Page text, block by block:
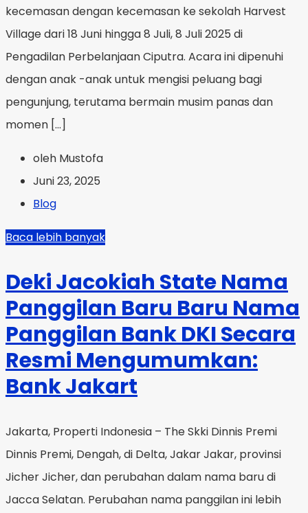
kecemasan dengan kecemasan ke sekolah Harvest
Village dari 18 Juni hingga 8 Juli, 8 Juli 2025 di
Pengadilan Perbelanjaan Ciputra. Acara ini dipenuhi
dengan anak -anak untuk mengisi peluang bagi
pengunjung, terutama bermain musim panas dan
momen […]
oleh Mustofa
Juni 23, 2025
Blog
Baca lebih banyak
Deki Jacokiah State Nama
Panggilan Baru Baru Nama
Panggilan Bank DKI Secara
Resmi Mengumumkan:
Bank Jakart
Jakarta, Properti Indonesia – The Skki Dinnis Premi
Dinnis Premi, Dengah, di Delta, Jakar Jakar, provinsi
Jicher Jicher, dan perubahan dalam nama baru di
Jacca Selatan. Perubahan nama panggilan ini lebih